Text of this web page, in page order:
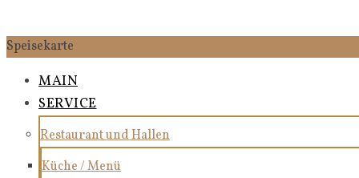
Speisekarte
MAIN
SERVICE
Restaurant und Hallen
Küche / Menü